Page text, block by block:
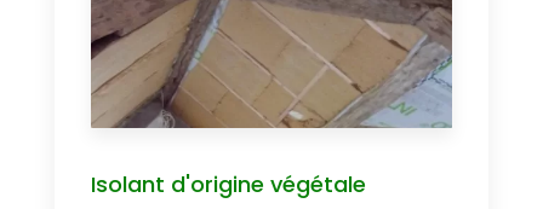
Isolant d'origine végétale